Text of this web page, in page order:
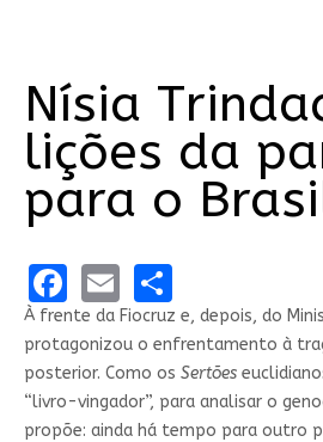
Nísia
lições da
para o
Facebook
EmailShare
À frente da Fiocruz e, depois, do
protagonizou o enfrentamento à
posterior. Como os Sertões
“livro-vingador”, para analisar o
propõe: ainda há tempo para outro